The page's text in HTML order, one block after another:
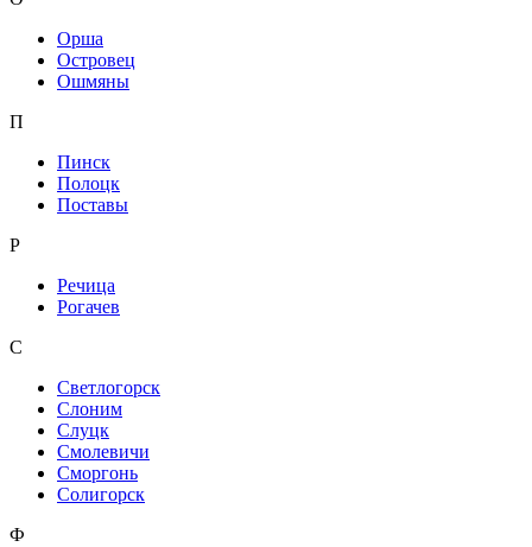
Орша
Островец
Ошмяны
П
Пинск
Полоцк
Поставы
Р
Речица
Рогачев
С
Светлогорск
Слоним
Слуцк
Смолевичи
Сморгонь
Солигорск
Ф